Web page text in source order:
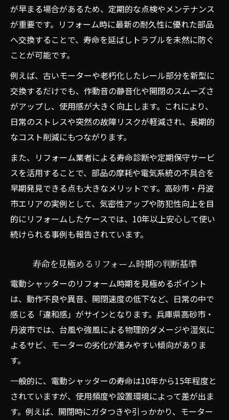
火災保険活用で賢く進めるリフォーム方法
リフォーム時に知っておく火災保険の活用
術
火災保険でリフォーム費用を節約するコツ
電動シャッターと火災保険適用範囲の確認
リフォームで役立つ火災保険の申請ポイン
ト
火災保険を使ったリフォーム実例と注意点
メンテナンス不足を防ぐ日常点検のコツ
リフォーム後の日常点検で寿命を延ばす方
法
メンテナンス不足解消のリフォームポイン
ト
電動シャッターの点検スケジュール作成術
リフォームと日常点検の相互効果を高める
電動シャッターの費用相場と内訳ガイド
リフォーム費用相場を知り安心計画を立て
る
電動シャッターリフォーム費用の内訳解説
費用相場を比較するリフォームの賢い見積
リフォーム費用を抑えるための工夫と注意
点
納得できるリフォーム費用の見極め方
が早まる場合があるため、定期的な点検やメンテナンス
が重要です。リフォーム時に最新の耐久性に優れた部品
へ交換することで、寿命を延ばしトラブルを未然に防ぐ
ことが可能です。
例えば、古いモーターや老朽化したレール部分を新型に
交換するだけでも、作動音の静音化や開閉のスムーズさ
がアップし、使用感が大きく向上します。これにより、
日常のストレスや突然の故障リスクが軽減され、長期的
なコスト削減にもつながります。
また、リフォーム業者による寿命診断や定期保守サービ
スを活用することで、部品の摩耗や電気系統の不具合を
早期発見できる点も大きなメリットです。高砂市・丹波
市エリアの実例として、気密性アップや防犯性向上を目
的にリフォームしたケースでは、10年以上安心して使い
続けられる事例も報告されています。
寿命を見極めるリフォーム時期の判断基準
電動シャッターのリフォーム時期を見極めるポイント
は、動作不良や異音、開閉速度の低下など、日常の中で
感じる「違和感」がサインとなります。兵庫県高砂市・
丹波市では、台風や強風による物理的ダメージや湿気に
よるサビ、モーターの劣化が進みやすい傾向がありま
す。
一般的に、電動シャッターの寿命は10年から15年程度と
されていますが、使用頻度や設置環境によって差が出ま
す。例えば、開閉時にガタつきや引っかかり、モーター